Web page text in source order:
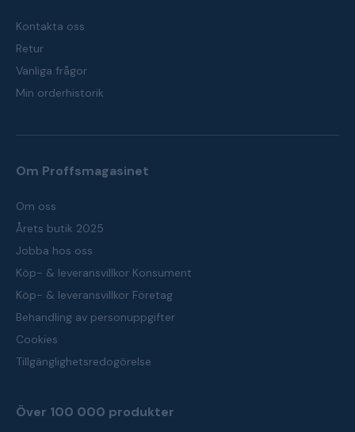
Kontakta oss
Retur
Vanliga frågor
Min orderhistorik
Om Proffsmagasinet
Om oss
Årets butik 2025
Jobba hos oss
Köp- & leveransvillkor Konsument
Köp- & leveransvillkor Företag
Behandling av personuppgifter
Cookies
Tillgänglighetsredogörelse
Över 100 000 produkter